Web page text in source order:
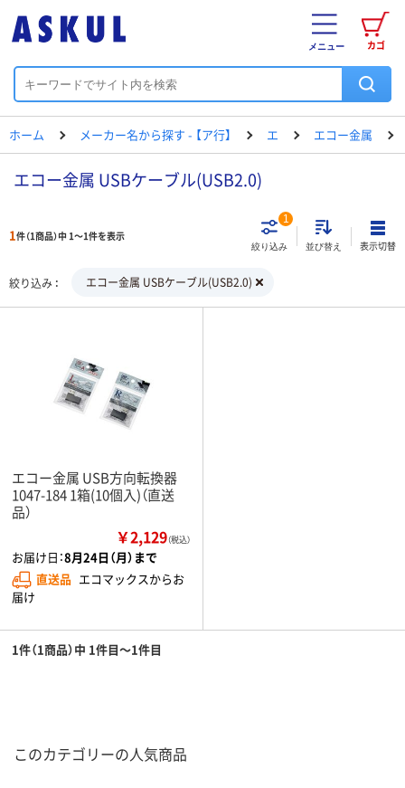
カゴ
メニュー
ホーム メーカー名から探す - 【ア行】 エ エコー金属
エコー金属 USBケーブル(USB2.0)
1件（1商品）中 1～1件を表示
絞り込み
1
並び替え 表示切替
絞り込み エコー金属 USBケーブル(USB2.0)
エコー金属 USB方向転換器
1047-184 1箱(10個入)（直送
品）
￥2,129（税込）
お届け日：8月24日（月）まで
直送品 エコマックスからお
届け
1件（1商品）中 1件目～1件目
このカテゴリーの人気商品